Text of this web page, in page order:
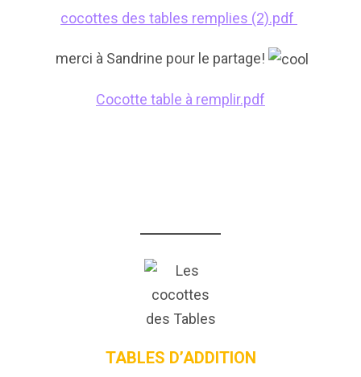
cocottes des tables remplies (2).pdf
merci à Sandrine pour le partage!
Cocotte table à remplir.pdf
TABLES D’ADDITION